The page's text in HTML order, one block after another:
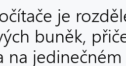
je
buněk,
na